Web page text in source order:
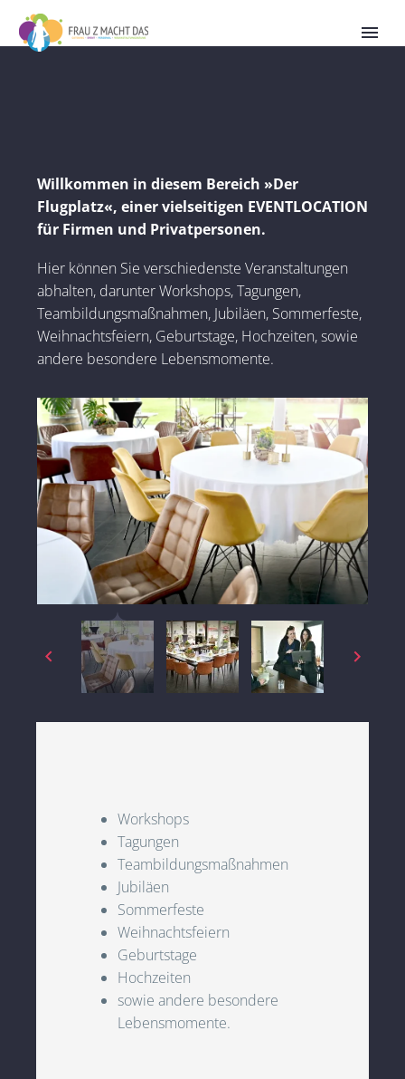
Willkommen in diesem Bereich »Der
Flugplatz«, einer vielseitigen EVENTLOCATION
für Firmen und Privatpersonen.
Hier können Sie verschiedenste Veranstaltungen
abhalten, darunter Workshops, Tagungen,
Teambildungsmaßnahmen, Jubiläen, Sommerfeste,
Weihnachtsfeiern, Geburtstage, Hochzeiten, sowie
andere besondere Lebensmomente.
Workshops
Tagungen
Teambildungsmaßnahmen
Jubiläen
Sommerfeste
Weihnachtsfeiern
Geburtstage
Hochzeiten
sowie andere besondere
Lebensmomente.